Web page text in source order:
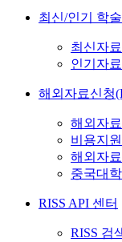
최신/인기 학
최신자료
인기자료
해외자료신청
해외자
비용지
해외자
중국대
RISS API 센터
RISS 검